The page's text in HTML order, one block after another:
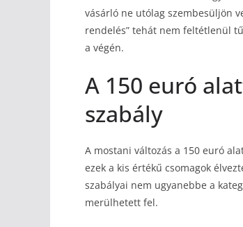
vásárló ne utólag szembesüljön
rendelés” tehát nem feltétlenül
a végén.
A 150 euró
szabály
A mostani változás a 150 euró
ezek a kis értékű csomagok
szabályai nem ugyanebbe a
merülhetett fel.